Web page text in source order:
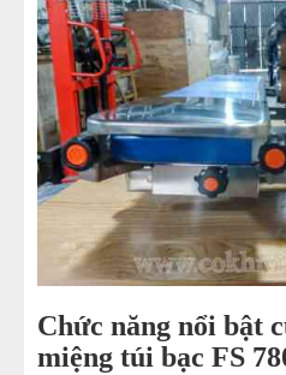
Chức năng nổi bật
miệng túi bạc FS